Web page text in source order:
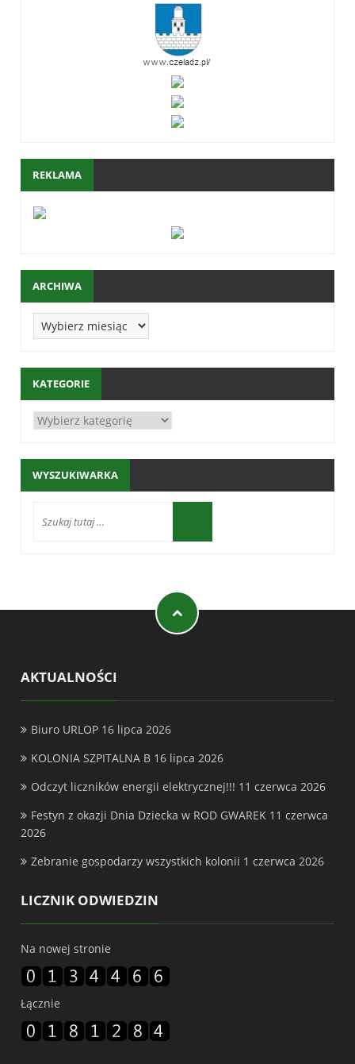
REKLAMA
ARCHIWA
KATEGORIE
WYSZUKIWARKA
AKTUALNOŚCI
Biuro URLOP 16 lipca 2026
KOLONIA SZPITALNA B 16 lipca 2026
Odczyt liczników energii elektrycznej!!! 11 czerwca 2026
Festyn z okazji Dnia Dziecka w ROD GWAREK 11 czerwca
2026
Zebranie gospodarzy wszystkich kolonii 1 czerwca 2026
LICZNIK ODWIEDZIN
Na nowej stronie
Łącznie